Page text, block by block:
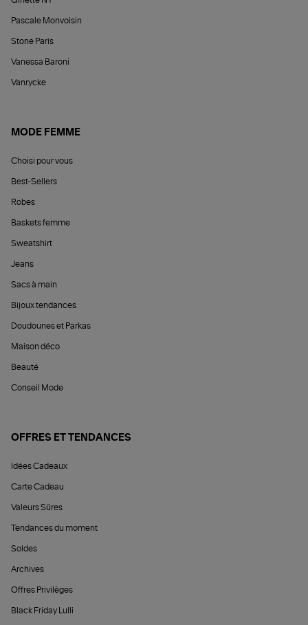
Pascale Monvoisin
Stone Paris
Vanessa Baroni
Vanrycke
MODE FEMME
Choisi pour vous
Best-Sellers
Robes
Baskets femme
Sweatshirt
Jeans
Sacs à main
Bijoux tendances
Doudounes et Parkas
Maison déco
Beauté
Conseil Mode
OFFRES ET TENDANCES
Idées Cadeaux
Carte Cadeau
Valeurs Sûres
Tendances du moment
Soldes
Archives
Offres Privilèges
Black Friday Lulli